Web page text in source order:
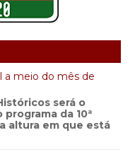
a meio do mês de
será o
da 10ª
altura em que está